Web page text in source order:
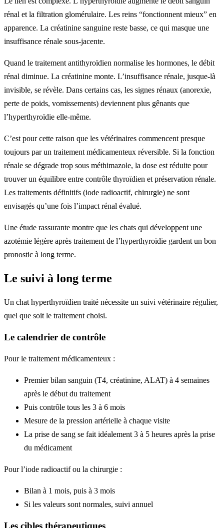
rénal et la filtration glomérulaire. Les reins “fonctionnent mieux” en
apparence. La créatinine sanguine reste basse, ce qui masque une
insuffisance rénale sous-jacente.
Quand le traitement antithyroïdien normalise les hormones, le débit
rénal diminue. La créatinine monte. L’insuffisance rénale, jusque-là
invisible, se révèle. Dans certains cas, les signes rénaux (anorexie,
perte de poids, vomissements) deviennent plus gênants que
l’hyperthyroïdie elle-même.
C’est pour cette raison que les vétérinaires commencent presque
toujours par un traitement médicamenteux réversible. Si la fonction
rénale se dégrade trop sous méthimazole, la dose est réduite pour
trouver un équilibre entre contrôle thyroïdien et préservation rénale.
Les traitements définitifs (iode radioactif, chirurgie) ne sont
envisagés qu’une fois l’impact rénal évalué.
Une étude rassurante montre que les chats qui développent une
azotémie légère après traitement de l’hyperthyroïdie gardent un bon
pronostic à long terme.
Le suivi à long terme
Un chat hyperthyroïdien traité nécessite un suivi vétérinaire régulier,
quel que soit le traitement choisi.
Le calendrier de contrôle
Pour le traitement médicamenteux :
Premier bilan sanguin (T4, créatinine, ALAT) à 4 semaines
après le début du traitement
Puis contrôle tous les 3 à 6 mois
Mesure de la pression artérielle à chaque visite
La prise de sang se fait idéalement 3 à 5 heures après la prise
du médicament
Pour l’iode radioactif ou la chirurgie :
Bilan à 1 mois, puis à 3 mois
Si les valeurs sont normales, suivi annuel
Les cibles thérapeutiques